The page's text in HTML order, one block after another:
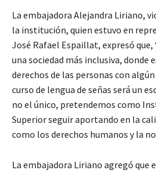
La embajadora Alejandra Liriano,
la institución, quien estuvo en
José Rafael Espaillat, expresó
una sociedad más inclusiva, donde
derechos de las personas con
curso de lengua de señas será un
no el único, pretendemos como
Superior seguir aportando en la
como los derechos humanos y la
La embajadora Liriano agregó que